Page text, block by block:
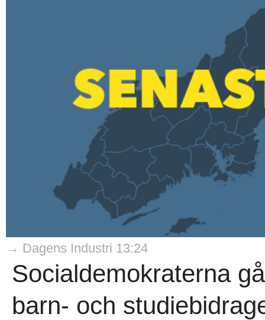
→ Dagens Industri 13:24
Socialdemokraterna
barn- och